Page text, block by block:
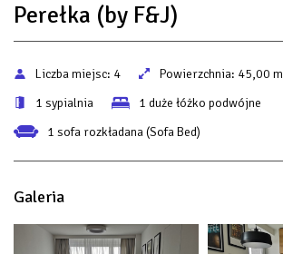
Perełka (by F&J)
Liczba miejsc: 4 Powierzchnia: 45,00 m
1 sypialnia
1 duże łóżko podwójne
1 sofa rozkładana (Sofa Bed)
Galeria